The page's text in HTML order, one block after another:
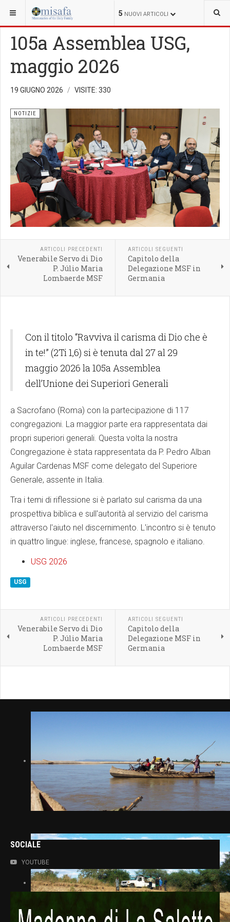
5 NUOVI ARTICOLI
SEI QUI:
105a Assemblea USG,
maggio 2026
19 GIUGNO 2026 VISITE: 330
NOTIZIE
ARTICOLI PRECEDENTI
Venerabile Servo di Dio
P. Júlio Maria
Lombaerde MSF
ARTICOLI SEGUENTI
Capitolo della
Delegazione MSF in
Germania
Con il titolo “Ravviva il carisma di Dio che è
in te!” (2Ti 1,6) si è tenuta dal 27 al 29
maggio 2026 la 105a Assemblea
dell’Unione dei Superiori Generali
a Sacrofano (Roma) con la partecipazione di 117
congregazioni. La maggior parte era rappresentata dai
propri superiori generali. Questa volta la nostra
Congregazione è stata rappresentata da P. Pedro Alban
Aguilar Cardenas MSF come delegato del Superiore
Generale, assente in Italia.
Tra i temi di riflessione si è parlato sul carisma da una
prospettiva biblica e sull'autorità al servizio del carisma
attraverso l'aiuto nel discernimento. L'incontro si è tenuto
in quattro lingue: inglese, francese, spagnolo e italiano.
USG 2026
USG
ARTICOLI PRECEDENTI
Venerabile Servo di Dio
P. Júlio Maria
Lombaerde MSF
ARTICOLI SEGUENTI
Capitolo della
Delegazione MSF in
Germania
SOCIALE
YOUTUBE